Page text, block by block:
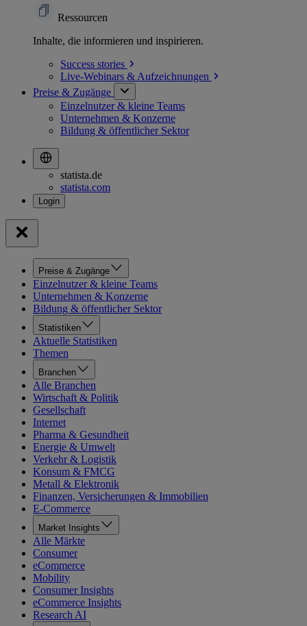
Ressourcen
Inhalte, die informieren und inspirieren.
Success stories
Live-Webinars & Aufzeichnungen
Preise & Zugänge
Einzelnutzer & kleine Teams
Unternehmen & Konzerne
Bildung & öffentlicher Sektor
statista.de
statista.com
Preise & Zugänge
Einzelnutzer & kleine Teams
Unternehmen & Konzerne
Bildung & öffentlicher Sektor
Statistiken
Aktuelle Statistiken
Themen
Branchen
Alle Branchen
Wirtschaft & Politik
Gesellschaft
Internet
Pharma & Gesundheit
Energie & Umwelt
Verkehr & Logistik
Konsum & FMCG
Metall & Elektronik
Finanzen, Versicherungen & Immobilien
E-Commerce
Market Insights
Alle Märkte
Consumer
eCommerce
Mobility
Consumer Insights
eCommerce Insights
Research AI